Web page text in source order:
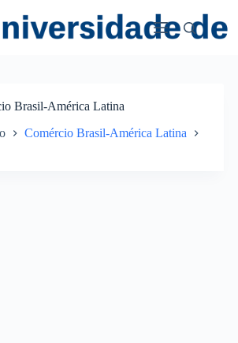
de ferramentas
Brasil-América Latina
Comércio Brasil-América Latina